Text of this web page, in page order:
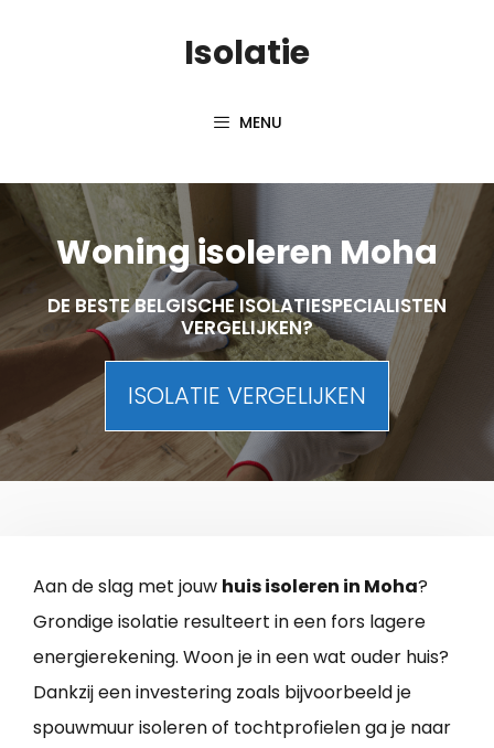
Isolatie
MENU
Woning isoleren Moha
DE BESTE BELGISCHE ISOLATIESPECIALISTEN
VERGELIJKEN?
ISOLATIE VERGELIJKEN
Aan de slag met jouw huis isoleren in Moha?
Grondige isolatie resulteert in een fors lagere
energierekening. Woon je in een wat ouder huis?
Dankzij een investering zoals bijvoorbeeld je
spouwmuur isoleren of tochtprofielen ga je naar